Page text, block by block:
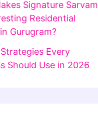
Signature Sarvam
Residential
Gurugram?
Strategies Every
Should Use in 2026